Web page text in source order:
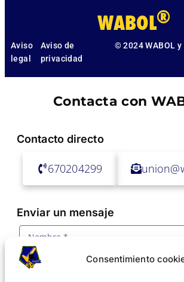
Consentimiento
WABOL®
Aviso
legal
Aviso de
privacidad
© 2024 WABOL
Contacta con
Contacto directo
670204299
Enviar un mensaje